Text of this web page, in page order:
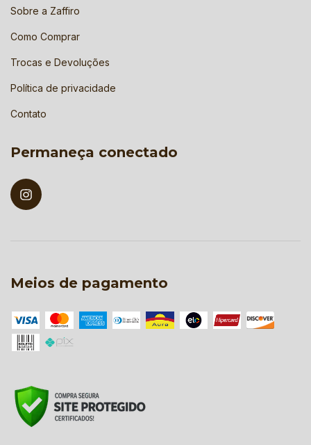
Sobre a Zaffiro
Como Comprar
Trocas e Devoluções
Política de privacidade
Contato
Permaneça conectado
Meios de pagamento